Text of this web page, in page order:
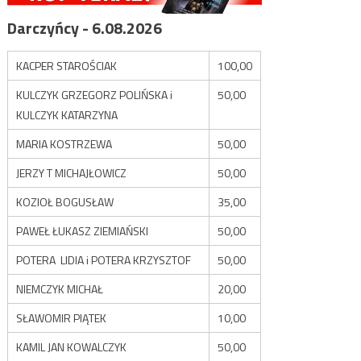
Darczyńcy - 6.08.2026
KACPER STAROŚCIAK
100,00
KULCZYK GRZEGORZ POLIŃSKA i
KULCZYK KATARZYNA
50,00
MARIA KOSTRZEWA
50,00
JERZY T MICHAJŁOWICZ
50,00
KOZIOŁ BOGUSŁAW
35,00
PAWEŁ ŁUKASZ ZIEMIAŃSKI
50,00
POTERA LIDIA i POTERA KRZYSZTOF
50,00
NIEMCZYK MICHAŁ
20,00
SŁAWOMIR PIĄTEK
10,00
KAMIL JAN KOWALCZYK
50,00